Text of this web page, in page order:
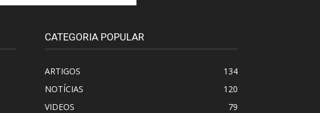
CATEGORIA POPULAR
ARTIGOS
134
NOTÍCIAS
120
VIDEOS
79